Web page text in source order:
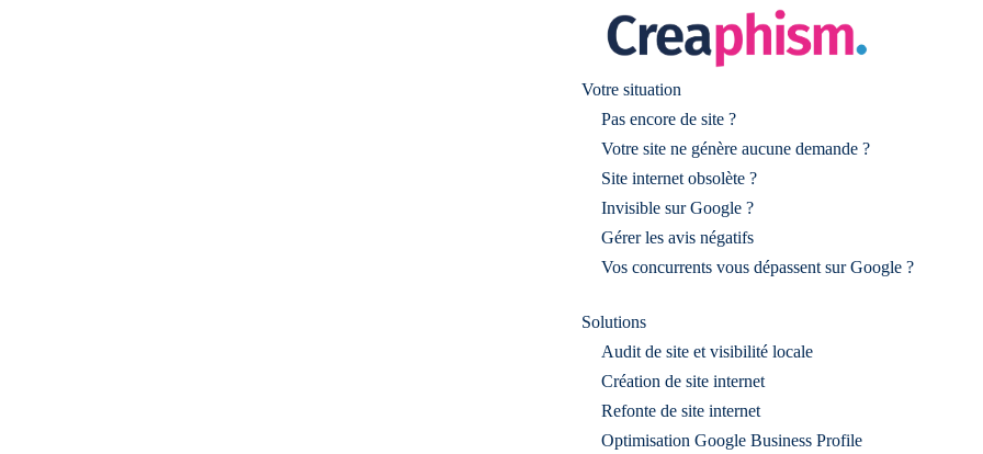
Votre situation
Pas encore de site ?
Votre site ne génère aucune demande ?
Site internet obsolète ?
Invisible sur Google ?
Gérer les avis négatifs
Vos concurrents vous dépassent sur Google ?
Solutions
Audit de site et visibilité locale
Création de site internet
Refonte de site internet
Optimisation Google Business Profile